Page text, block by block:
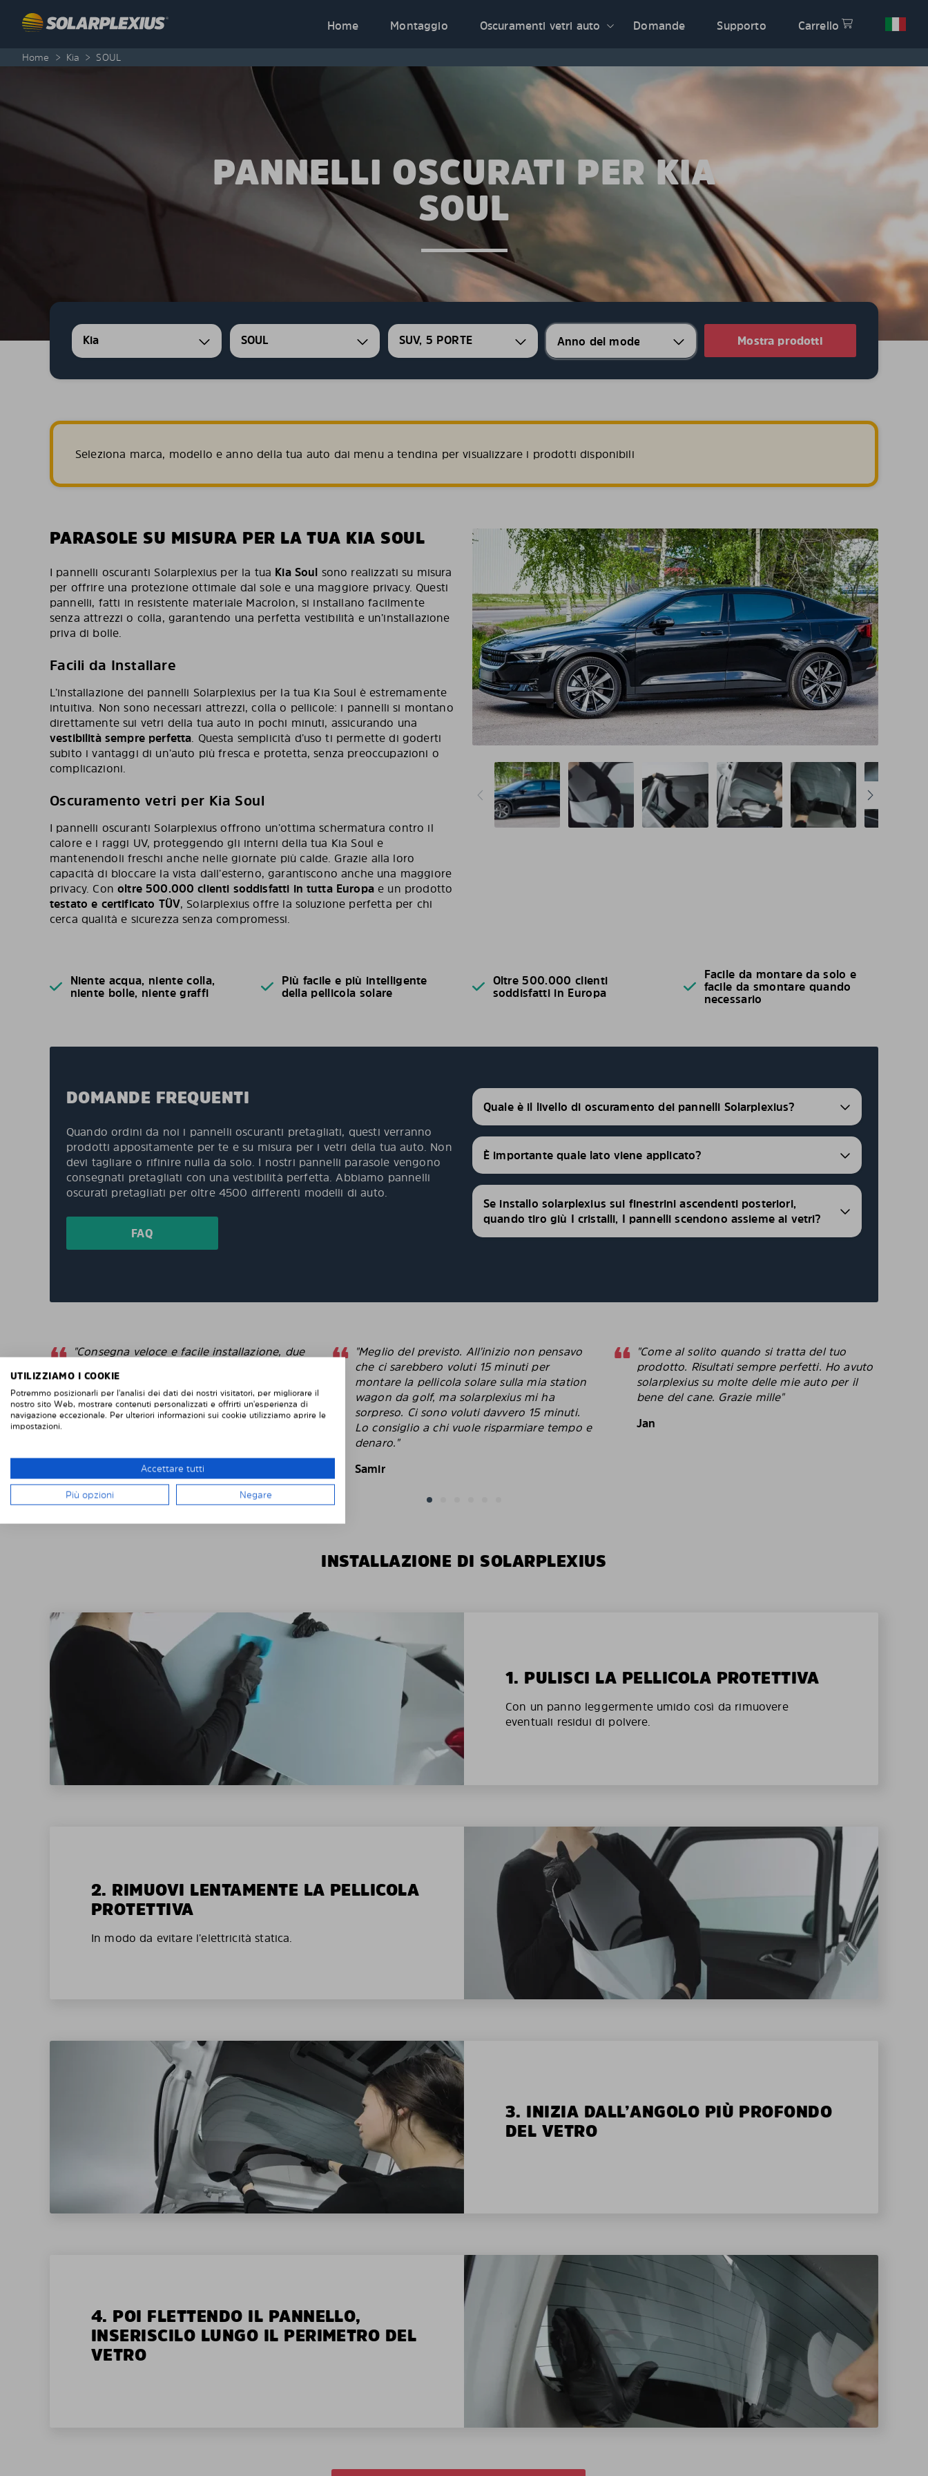
Home
Montaggio Oscuramenti vetri auto Domande Supporto Carrello
Home > Kia > SOUL
PANNELLI OSCURATI PER KIA
SOUL
Kia SOUL SUV, 5 PORTE Mostra prodotti
Seleziona marca, modello e anno della tua auto dai menu a tendina per visualizzare i prodotti disponibili
PARASOLE SU MISURA PER LA TUA KIA SOUL
I pannelli oscuranti Solarplexius per la tua Kia Soul sono realizzati su misura
per offrire una protezione ottimale dal sole e una maggiore privacy. Questi
pannelli, fatti in resistente materiale Macrolon, si installano facilmente
senza attrezzi o colla, garantendo una perfetta vestibilità e un’installazione
priva di bolle.
Facili da Installare
L’installazione dei pannelli Solarplexius per la tua Kia Soul è estremamente
intuitiva. Non sono necessari attrezzi, colla o pellicole: i pannelli si montano
direttamente sui vetri della tua auto in pochi minuti, assicurando una
vestibilità sempre perfetta. Questa semplicità d’uso ti permette di goderti
subito i vantaggi di un’auto più fresca e protetta, senza preoccupazioni o
complicazioni.
Oscuramento vetri per Kia Soul
I pannelli oscuranti Solarplexius offrono un’ottima schermatura contro il
calore e i raggi UV, proteggendo gli interni della tua Kia Soul e
mantenendoli freschi anche nelle giornate più calde. Grazie alla loro
capacità di bloccare la vista dall’esterno, garantiscono anche una maggiore
privacy. Conoltre 500.000 clienti soddisfatti in tutta Europae un prodotto
testato e certificato TÜV, Solarplexius offre la soluzione perfetta per chi
cerca qualità e sicurezza senza compromessi.
Niente acqua, niente colla,
niente bolle, niente graffi
Più facile e più intelligente
della pellicola solare
Oltre 500.000 clienti
soddisfatti in Europa
Facile da montare da solo e
facile da smontare quando
necessario
DOMANDE FREQUENTI
Quando ordini da noi i pannelli oscuranti pretagliati, questi verranno
prodotti appositamente per te e su misura per i vetri della tua auto. Non
devi tagliare o rifinire nulla da solo. I nostri pannelli parasole vengono
consegnati pretagliati con una vestibilità perfetta. Abbiamo pannelli
oscurati pretagliati per oltre 4500 differenti modelli di auto.
FAQ
Quale è il livello di oscuramento dei pannelli Solarplexius?
È importante quale lato viene applicato?
Se installo solarplexius sui finestrini ascendenti posteriori,
quando tiro giù I cristalli, I pannelli scendono assieme ai vetri?
"Consegna veloce e facile installazione, due
finestrini posteriori sulle porte posteriori di
un Renault Trafic. Se vuoi rimuoverli, è facile,
se vuoi rimontarli, altrettanto facile. Difficile
protettive che attacchi direttamente alla
Robert
"Meglio del previsto. All'inizio non pensavo
che ci sarebbero voluti 15 minuti per
montare la pellicola solare sulla mia station
wagon da golf, ma solarplexius mi ha
sorpreso. Ci sono voluti davvero 15 minuti.
Lo consiglio a chi vuole risparmiare tempo e
denaro."
Samir
"Come al solito quando si tratta del tuo
prodotto. Risultati sempre perfetti. Ho avuto
solarplexius su molte delle mie auto per il
bene del cane. Grazie mille"
Jan
INSTALLAZIONE DI SOLARPLEXIUS
1. PULISCI LA PELLICOLA PROTETTIVA
Con un panno leggermente umido così da rimuovere
eventuali residui di polvere.
2. RIMUOVI LENTAMENTE LA PELLICOLA
PROTETTIVA
In modo da evitare l’elettricità statica.
3. INIZIA DALL’ANGOLO PIÙ PROFONDO
DEL VETRO
4. POI FLETTENDO IL PANNELLO,
INSERISCILO LUNGO IL PERIMETRO DEL
VETRO
UTILIZZIAMO I COOKIE
Potremmo posizionarli per l'analisi dei dati dei nostri visitatori, per migliorare il
nostro sito Web, mostrare contenuti personalizzati e offrirti un'esperienza di
navigazione eccezionale. Per ulteriori informazioni sui cookie utilizziamo aprire le
impostazioni.
Accettare tutti
Più opzioni Negare